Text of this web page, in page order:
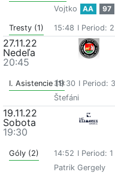
Vojtko AA 97
Tresty (1) 15:48 I Period: 2
27.11.22
Nedeľa
20:45
I. Asistencie (1)39:30 I Period: 3
Štefáni
19.11.22
Sobota
19:30
Góly (2) 14:52 I Period: 1
Patrik Gergely